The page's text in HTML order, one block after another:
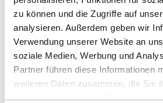
zu können und die Zugriffe auf
analysieren. Außerdem geben wir
Verwendung unserer Website an
soziale Medien, Werbung und
Partner führen diese Informationen
weiteren Daten zusammen, die Sie
haben oder die sie im Rahmen